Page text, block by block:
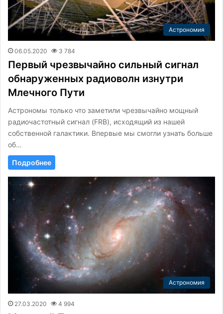
Астрономия
06.05.2020 3 784
Первый чрезвычайно сильный сигнал
обнаруженных радиоволн изнутри
Млечного Пути
Астрономы только что заметили чрезвычайно мощный
радиочастотный сигнал (FRB), исходящий из нашей
собственной галактики. Впервые мы смогли узнать больше
об…
Подробнее
Астрономия
27.03.2020 4 994